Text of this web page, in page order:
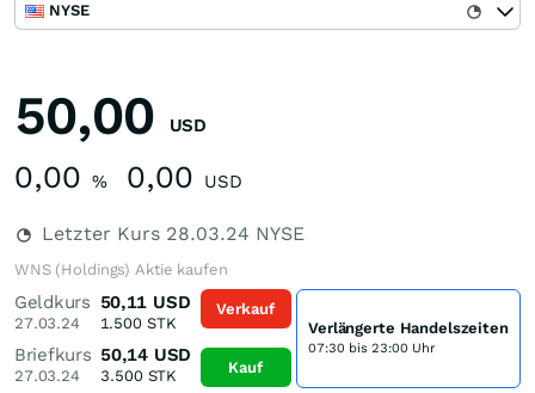
NYSE
50,00 USD
0,00 % 0,00 USD
Letzter Kurs 28.03.24 NYSE
WNS (Holdings) Aktie kaufen
Geldkurs
27.03.24
50,11 USD
1.500STK
Briefkurs
27.03.24
50,14 USD
3.500STK
Verkauf
Kauf
Verlängerte Handelszeiten
07:30 bis 23:00 Uhr